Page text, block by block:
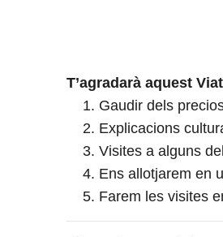
T’agradarà aquest
Gaudir dels
Explicacions
Visites a alguns
Ens allotjarem en
Farem les visites